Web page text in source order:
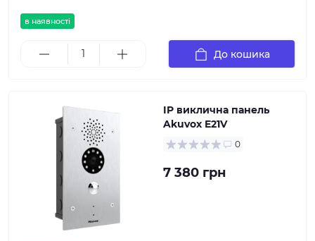
в наявності
До кошика
IP виклична панель
Akuvox E21V
0
7 380 грн